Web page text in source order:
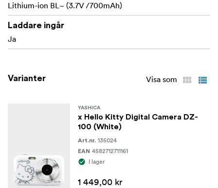
Lithium-ion BL~ (3.7V /700mAh)
Laddare ingår
Ja
Varianter Visa som
YASHICA
x Hello Kitty Digital Camera DZ-
100 (White)
Art.nr. 135024
EAN 4582712711161
I lager
1 449,00 kr